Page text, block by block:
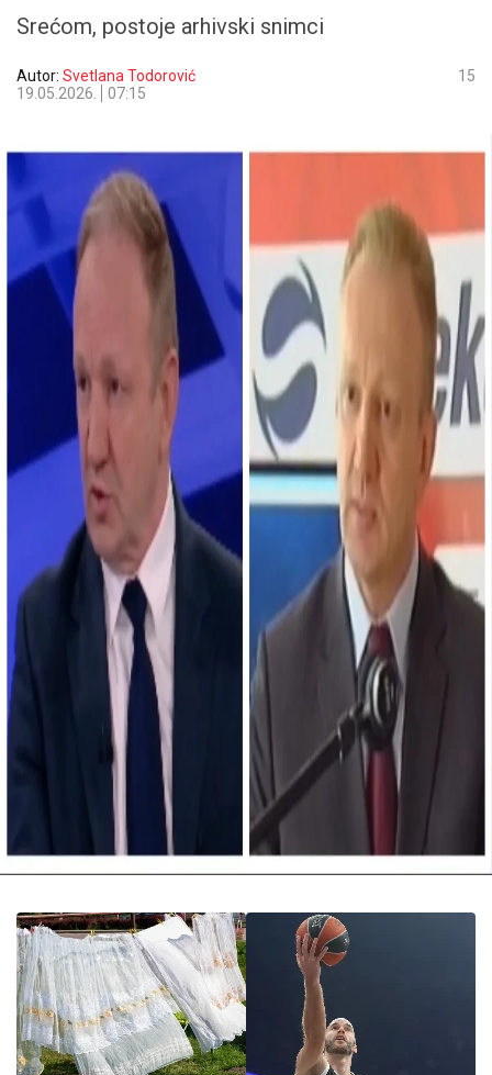
Srećom, postoje arhivski snimci
Autor: Svetlana Todorović
19.05.2026.
07:15
15